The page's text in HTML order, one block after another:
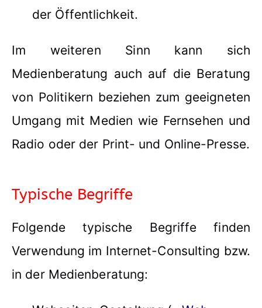
der Öffentlichkeit.
Im weiteren Sinn kann sich
Medienberatung auch auf die Beratung
von Politikern beziehen zum geeigneten
Umgang mit Medien wie Fernsehen und
Radio oder der Print- und Online-Presse.
Typische Begriffe
Folgende typische Begriffe finden
Verwendung im Internet-Consulting bzw.
in der Medienberatung: